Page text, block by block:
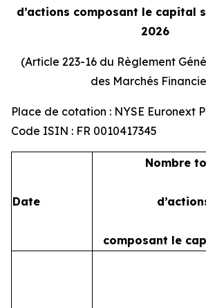
d’actions composant le capital
2026
(Article 223-16 du Règlement
des Marchés
Place de cotation : NYSE Euronext
Code ISIN : FR 0010417345
Date
Nombre
composant le